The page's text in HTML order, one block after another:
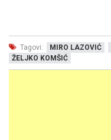
Tagovi: MIRO LAZOVIĆ
ŽELJKO KOMŠIĆ